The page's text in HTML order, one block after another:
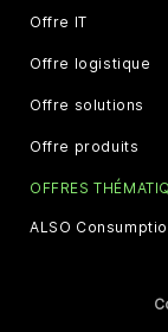
Offre IT
Offre logistique
Offre solutions
Offre produits
OFFRES
ALSO